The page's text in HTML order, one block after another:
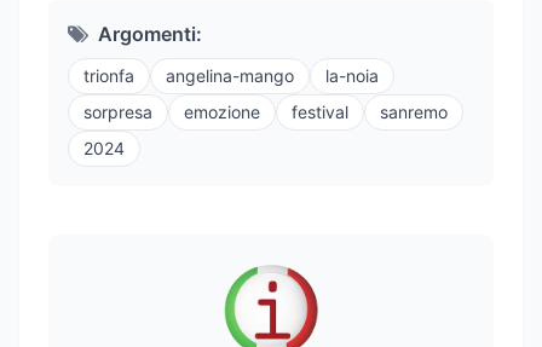
Argomenti:
trionfa angelina-mango
la-noia
sorpresa
emozione festival
sanremo
2024